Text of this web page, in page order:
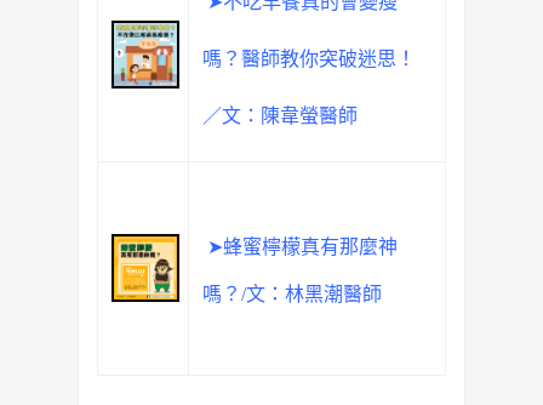
嗎？醫師教你突破迷思！
／文：陳韋螢醫師
➤蜂蜜檸檬真有那麼神
嗎？/文：林黑潮醫師